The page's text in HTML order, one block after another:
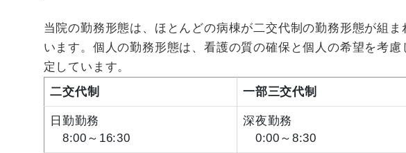
当院の勤務形態は、ほとんどの病棟が二交代制の勤務形態が組ま
います。個人の勤務形態は、看護の質の確保と個人の希望を考慮
定しています。
二交代制 一部三交代制
日勤勤務
8:00～16:30
深夜勤務
0:00～8:30